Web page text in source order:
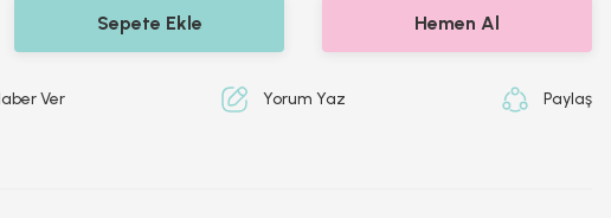
Sepete Ekle Hemen Al
Ver Yorum Yaz Paylaş